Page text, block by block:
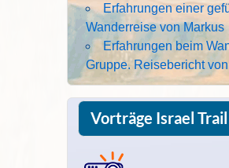
Erfahrungen einer
Wanderreise von Markus
Erfahrungen beim
Gruppe. Reisebericht
Vorträge Israel Trail